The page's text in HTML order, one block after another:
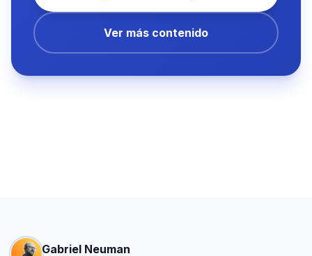
Ver más contenido
Gabriel Neuman